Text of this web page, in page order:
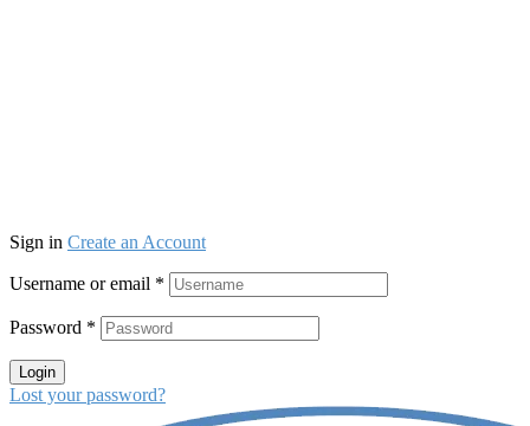
Sign in Create an Account
Username or email *
Password *
Login
Lost your password?